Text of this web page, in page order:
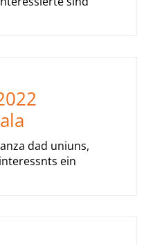
dad uniuns,
ein